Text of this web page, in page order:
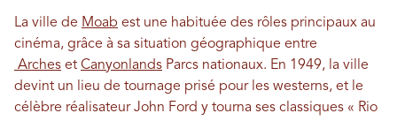
La ville de Moab est une habituée des rôles principaux au
cinéma, grâce à sa situation géographique entre
Arches et Canyonlands Parcs nationaux. En 1949, la ville
devint un lieu de tournage prisé pour les westerns, et le
célèbre réalisateur John Ford y tourna ses classiques « Rio